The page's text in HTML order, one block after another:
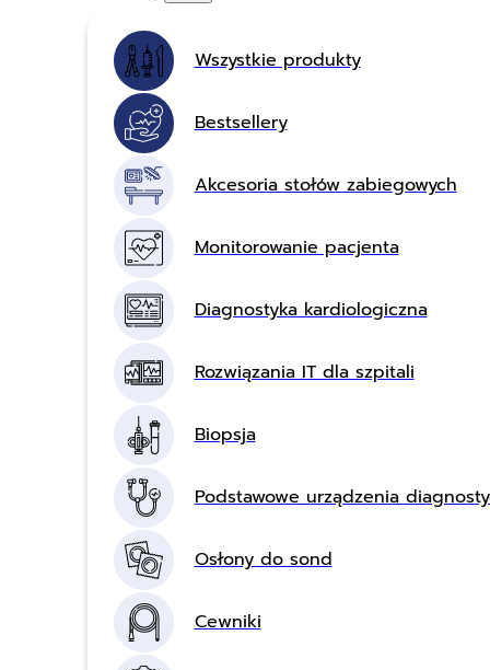
Wszystkie produkty
Bestsellery
Akcesoria stołów zabiegowych
Monitorowanie pacjenta
Diagnostyka kardiologiczna
Rozwiązania IT dla szpitali
Biopsja
Podstawowe urządzenia
Osłony do sond
Cewniki